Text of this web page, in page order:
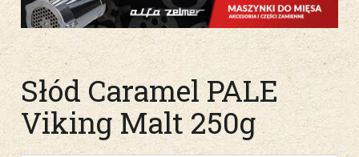
Słód Caramel PALE
Viking Malt 250g